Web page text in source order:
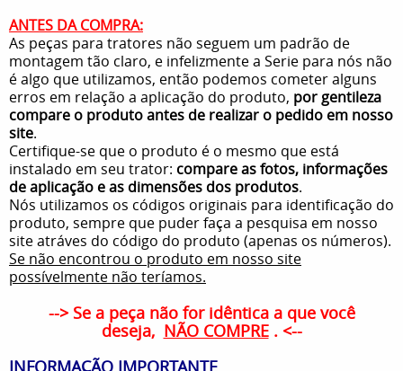
ANTES DA COMPRA:
As peças para tratores não seguem um padrão de
montagem tão claro, e infelizmente a Serie para nós não
é algo que utilizamos, então podemos cometer alguns
erros em relação a aplicação do produto, por gentileza
compare o produto antes de realizar o pedido em nosso
site.
Certifique-se que o produto é o mesmo que está
instalado em seu trator: compare as fotos, informações
de aplicação e as dimensões dos produtos.
Nós utilizamos os códigos originais para identificação do
produto, sempre que puder faça a pesquisa em nosso
site atráves do código do produto (apenas os números).
Se não encontrou o produto em nosso site
possívelmente não teríamos.
--> Se a peça não for idêntica a que você
deseja, NÃO COMPRE. <--
INFORMAÇÃO IMPORTANTE